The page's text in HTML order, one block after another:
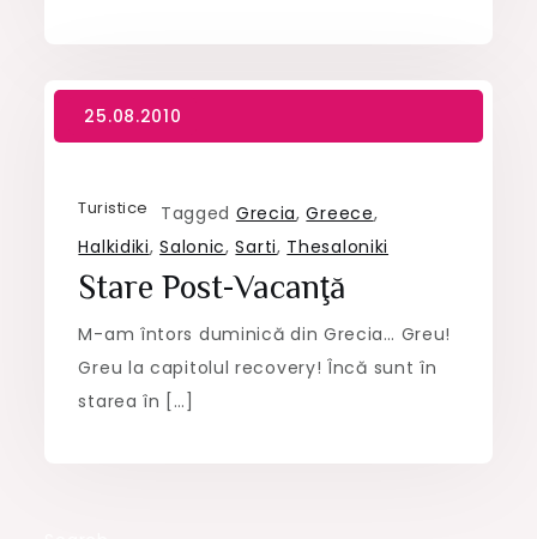
Turistice Tagged Grecia,Greece,
Halkidiki,Salonic,Sarti, Thesaloniki
Stare Post-Vacanţă
M-am întors duminică din Grecia… Greu!
Greu la capitolul recovery! Încă sunt în
starea în […]